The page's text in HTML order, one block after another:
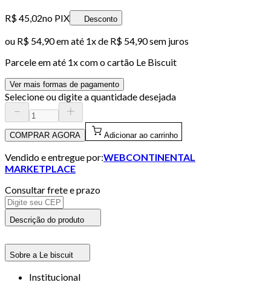
R$ 45,02no PIX Desconto
ou R$ 54,90em até 1x de R$ 54,90sem juros
Parcele em até 1x com o cartão Le Biscuit
Ver mais formas de pagamento
Selecione ou digite a quantidade desejada
COMPRAR AGORA Adicionar ao carrinho
Vendido e entregue por:WEBCONTINENTAL
MARKETPLACE
Consultar frete e prazo
Descrição do produto
Sobre a Le biscuit
Institucional